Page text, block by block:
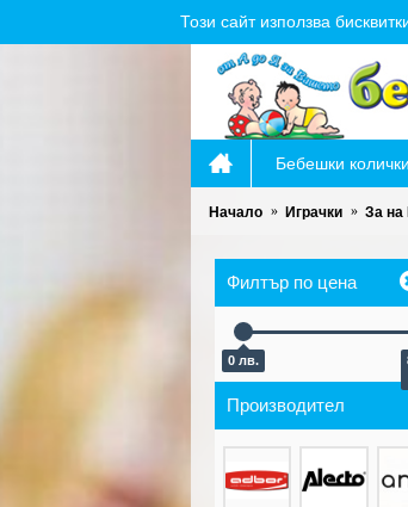
Този сайт използва
Бебешки колички
Начало Играчки За
Филтър по цена
0 лв.
Производител